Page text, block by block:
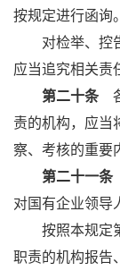
按规定进行函询
对检举、控告
应当追究相关责
第二十条各
责的机构，应当
察、考核的重要
第二十一条
对国有企业领导
按照本规定第
职责的机构报告